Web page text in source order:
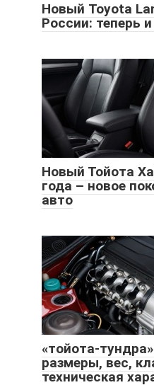
Новый Toyota
России: теперь
Новый Тойота
года – новое
авто
«тойота-
размеры, вес,
техническая